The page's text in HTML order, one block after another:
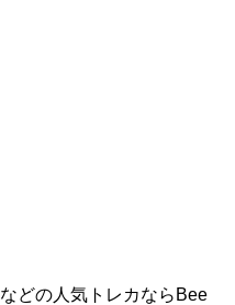
どの人気トレカならBee